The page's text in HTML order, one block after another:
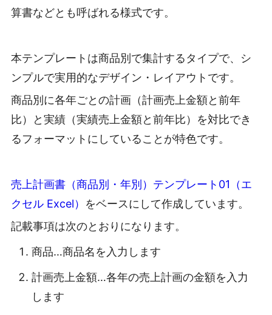
算書などとも呼ばれる様式です。
本テンプレートは商品別で集計するタイプで、シ
ンプルで実用的なデザイン・レイアウトです。
商品別に各年ごとの計画（計画売上金額と前年
比）と実績（実績売上金額と前年比）を対比でき
るフォーマットにしていることが特色です。
売上計画書（商品別・年別）テンプレート01（エ
クセル Excel） をベースにして作成しています。
記載事項は次のとおりになります。
商品…商品名を入力します
計画売上金額…各年の売上計画の金額を入力
します